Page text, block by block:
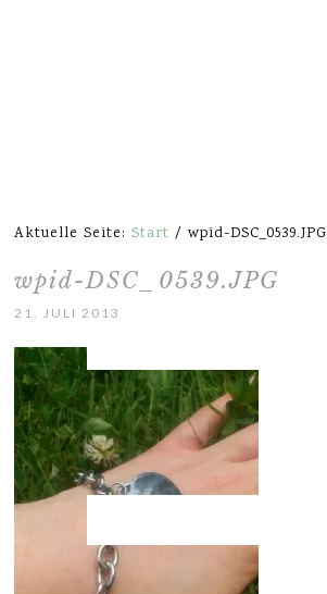
Aktuelle Seite:Start / wpid-DSC_0539.JPG
wpid-DSC_0539.JPG
21. JULI 2013